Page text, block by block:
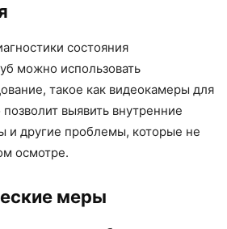
состояния
можно использовать
такое как видеокамеры для
выявить внутренние
и другие проблемы, которые не
осмотре.
меры